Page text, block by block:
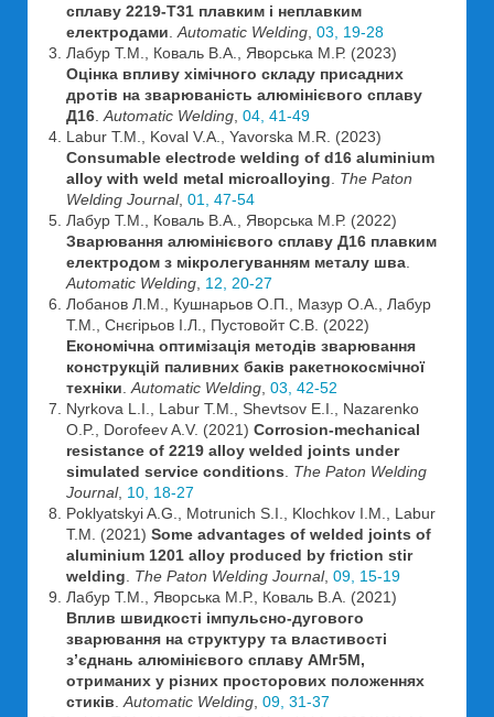
сплаву 2219-Т31 плавким і неплавким
електродами Automatic Welding 03, 19-28
Лабур Т.М., Коваль В.А., Яворська М.Р. (2023)
Оцінка впливу хімічного складу присадних
дротів на зварюваність алюмінієвого сплаву
Д16 Automatic Welding 04, 41-49
Labur T.M., Koval V.A., Yavorska M.R. (2023)
Consumable electrode welding of d16 aluminium
alloy with weld metal microalloying
The Paton
Welding Journal, 01, 47-54
Лабур Т.М., Коваль В.А., Яворська М.Р. (2022)
Зварювання алюмінієвого сплаву Д16 плавким
електродом з мікролегуванням металу шва
Automatic Welding 12, 20-27
Лобанов Л.М., Кушнарьов О.П., Мазур О.А., Лабур
Т.М., Снєгірьов І.Л., Пустовойт С.В. (2022)
Економічна оптимізація методів зварювання
конструкцій паливних баків ракетнокосмічної
техніки Automatic Welding 03, 42-52
Nyrkova L.I., Labur T.M., Shevtsov E.I., Nazarenko
O.P., Dorofeev A.V. (2021) Corrosion-mechanical
resistance of 2219 alloy welded joints under
simulated service conditions
The Paton Welding
Journal, 10, 18-27
Poklyatskyi A.G., Motrunich S.I., Klochkov I.M., Labur
T.M. (2021) Some advantages of welded joints of
aluminium 1201 alloy produced by friction stir
welding
The Paton Welding Journal, 09, 15-19
Лабур Т.М., Яворська М.Р., Коваль В.А. (2021)
Вплив швидкості імпульсно-дугового
зварювання на структуру та властивості
з’єднань алюмінієвого сплаву АМг5М,
отриманих у різних просторових положеннях
стиків Automatic Welding 09, 31-37